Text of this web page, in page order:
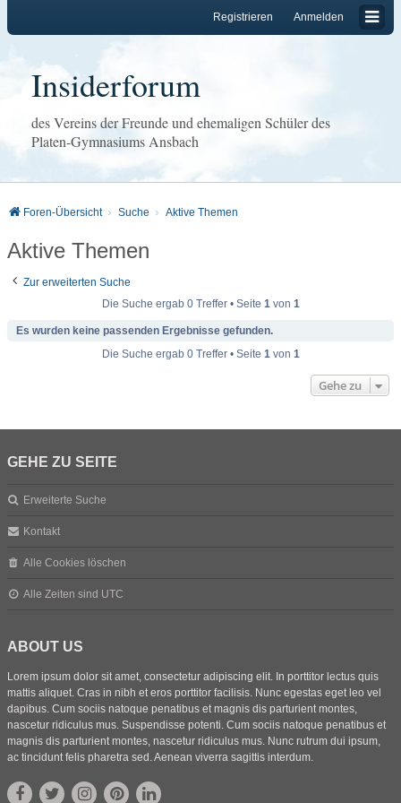
Anmelden
Registrieren
Insiderforum
des Vereins der Freunde und ehemaligen Schüler des
Platen-Gymnasiums Ansbach
Foren-Übersicht Suche Aktive Themen
Aktive Themen
Zur erweiterten Suche
Die Suche ergab 0 Treffer • Seite 1von 1
Es wurden keine passenden Ergebnisse gefunden.
Die Suche ergab 0 Treffer • Seite 1von 1
Gehe zu
GEHE ZU SEITE
Erweiterte Suche
Kontakt
Alle Cookies löschen
Alle Zeiten sind UTC
ABOUT US
Lorem ipsum dolor sit amet, consectetur adipiscing elit. In porttitor lectus quis
mattis aliquet. Cras in nibh et eros porttitor facilisis. Nunc egestas eget leo vel
dapibus. Cum sociis natoque penatibus et magnis dis parturient montes,
nascetur ridiculus mus. Suspendisse potenti. Cum sociis natoque penatibus et
magnis dis parturient montes, nascetur ridiculus mus. Nunc rutrum dui ipsum,
ac tincidunt felis pharetra sed. Aenean viverra sagittis interdum.